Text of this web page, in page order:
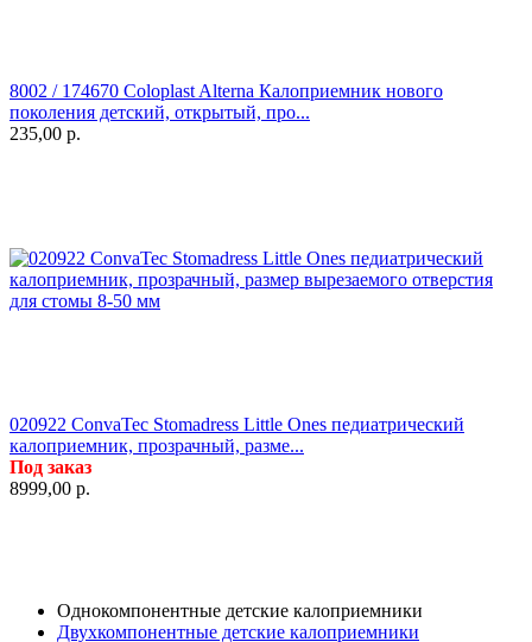
8002 / 174670 Coloplast Alterna Калоприемник нового
поколения детский, открытый, про...
235,00 р.
020922 ConvaTec Stomadress Little Ones педиатрический
калоприемник, прозрачный, разме...
Под заказ
8999,00 р.
Однокомпонентные детские калоприемники
Двухкомпонентные детские калоприемники